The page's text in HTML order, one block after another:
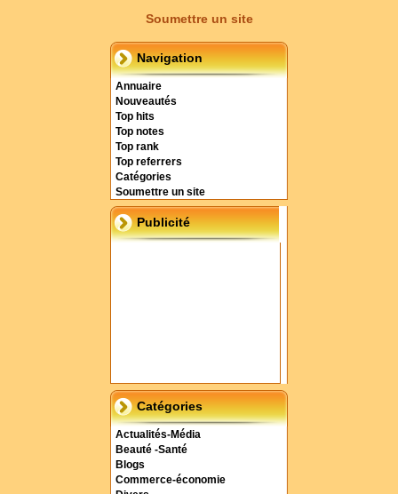
Soumettre un site
Navigation
Annuaire
Nouveautés
Top hits
Top notes
Top rank
Top referrers
Catégories
Soumettre un site
Publicité
Catégories
Actualités-Média
Beauté -Santé
Blogs
Commerce-économie